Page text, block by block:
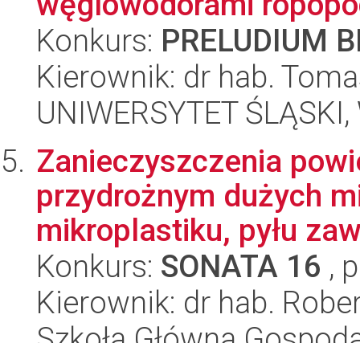
Konkurs: PRELUDIUM
Kierownik: dr hab.
UNIWERSYTET
Zanieczyszczenia
przydrożnym dużych
mikroplastiku, pyłu
Konkurs: SONATA 16 ,
Kierownik: dr hab.